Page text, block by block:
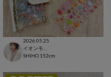
2026.05.25
SHIHO 152cm